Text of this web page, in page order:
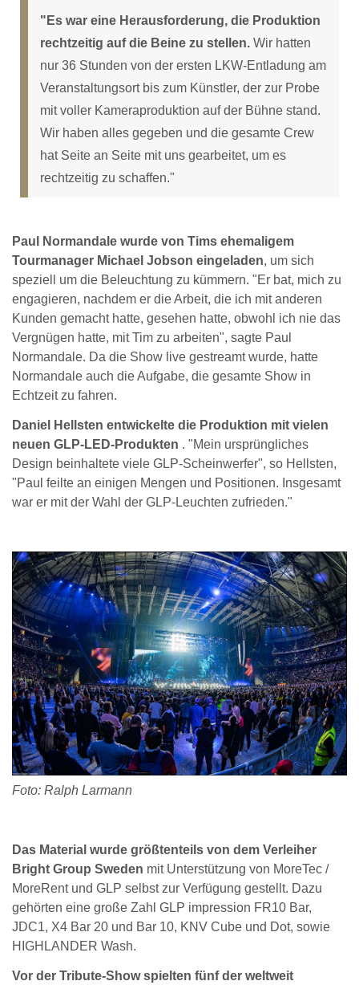
"Es war eine Herausforderung, die Produktion
rechtzeitig auf die Beine zu stellen. Wir hatten
nur 36 Stunden von der ersten LKW-Entladung am
Veranstaltungsort bis zum Künstler, der zur Probe
mit voller Kameraproduktion auf der Bühne stand.
Wir haben alles gegeben und die gesamte Crew
hat Seite an Seite mit uns gearbeitet, um es
rechtzeitig zu schaffen."
Paul Normandale wurde von Tims ehemaligem
Tourmanager Michael Jobson eingeladen, um sich
speziell um die Beleuchtung zu kümmern. "Er bat, mich zu
engagieren, nachdem er die Arbeit, die ich mit anderen
Kunden gemacht hatte, gesehen hatte, obwohl ich nie das
Vergnügen hatte, mit Tim zu arbeiten", sagte Paul
Normandale. Da die Show live gestreamt wurde, hatte
Normandale auch die Aufgabe, die gesamte Show in
Echtzeit zu fahren.
Daniel Hellsten entwickelte die Produktion mit vielen
neuen GLP-LED-Produkten . "Mein ursprüngliches
Design beinhaltete viele GLP-Scheinwerfer", so Hellsten,
"Paul feilte an einigen Mengen und Positionen. Insgesamt
war er mit der Wahl der GLP-Leuchten zufrieden."
Foto: Ralph Larmann
Das Material wurde größtenteils von dem Verleiher
Bright Group Sweden mit Unterstützung von MoreTec /
MoreRent und GLP selbst zur Verfügung gestellt. Dazu
gehörten eine große Zahl GLP impression FR10 Bar,
JDC1, X4 Bar 20 und Bar 10, KNV Cube und Dot, sowie
HIGHLANDER Wash.
Vor der Tribute-Show spielten fünf der weltweit